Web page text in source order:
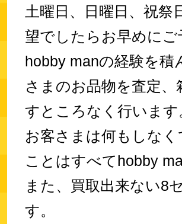
土曜日、日曜日、祝祭
望でしたらお早めに
hobby manの経験を
さまのお品物を査定
すところなく行います
お客さまは何もしな
ことはすべてhobby
また、買取出来ない8
す。